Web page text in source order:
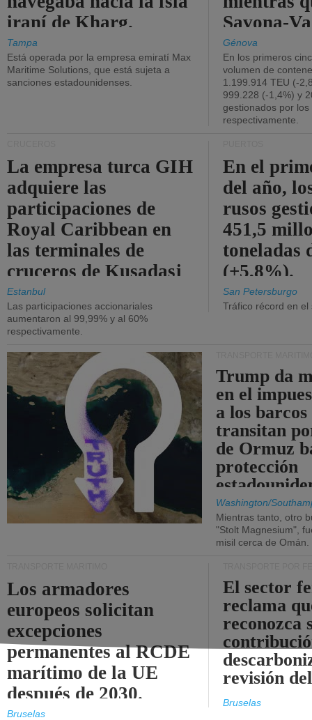
iraní de Kharg.
Tampa
Está operada por la empresa emiratí Max
Maritime Solutions, que está sujeta a
sanciones estadounidenses.
Savona-
Génova
En los primeros
volumen de
1.199.914 TEU (-
999.228 (-1,4%) y
gestionados por
respectivamente.
La empresa turca GIH
adquiere las
participaciones de
Royal Caribbean en
las terminales de
cruceros de Kusadasi
y Lisboa.
Estanbul
Las participaciones accionariales
aumentaron al 99,99% y al 60%
respectivamente.
En el
del año,
rusos
451,5
toneladas
(+5,8%).
San Petersburgo
Tráfico récord en
Trump da
en el
a los barcos
transitan
de Ormuz
protección
Washington/
Mientras tanto, otro
"Stolt Magnesium",
misil cerca de Omán.
Los armadores
europeos solicitan
excepciones
permanentes al RCDE
marítimo de la UE
después de 2030.
Bruselas
El sector
reclama
reconozca
revisión
Bruselas